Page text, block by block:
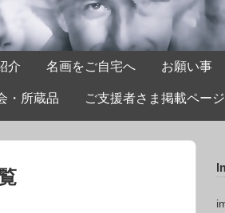
介 名画をご自宅へ お願い事
・所蔵品 ご支援者さま掲載ページ